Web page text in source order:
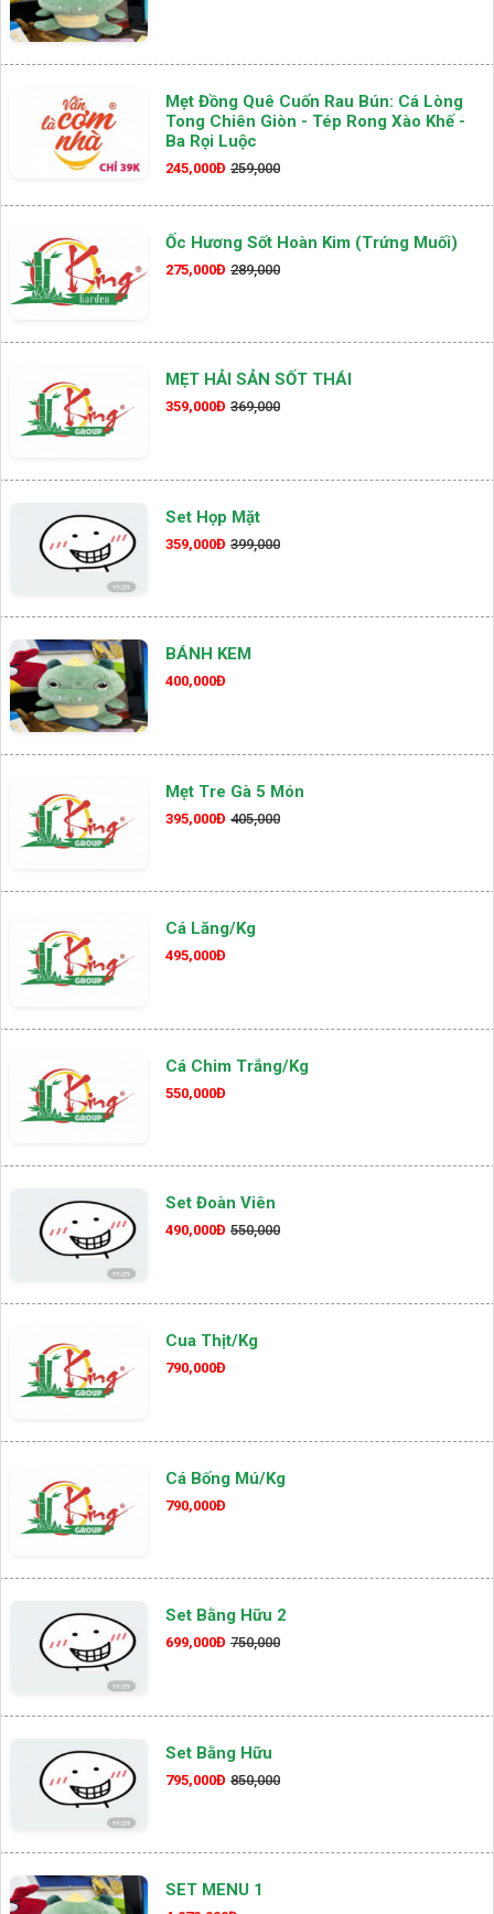
Mẹt Đồng Quê Cuốn Rau Bún: Cá Lòng
Tong Chiên Giòn - Tép Rong Xào Khế -
Ba Rọi Luộc
245,000Đ 259,000
Ốc Hương Sốt Hoàn Kim (Trứng Muối)
275,000Đ 289,000
MẸT HẢI SẢN SỐT THÁI
359,000Đ 369,000
Set Họp Mặt
359,000Đ 399,000
BÁNH KEM
400,000Đ
Mẹt Tre Gà 5 Món
395,000Đ 405,000
Cá Lăng/kg
495,000Đ
Cá Chim Trắng/kg
550,000Đ
Set Đoàn Viên
490,000Đ 550,000
Cua Thịt/kg
790,000Đ
Cá Bống Mú/kg
790,000Đ
Set Bằng Hữu 2
699,000Đ 750,000
Set Bằng Hữu
795,000Đ 850,000
SET MENU 1